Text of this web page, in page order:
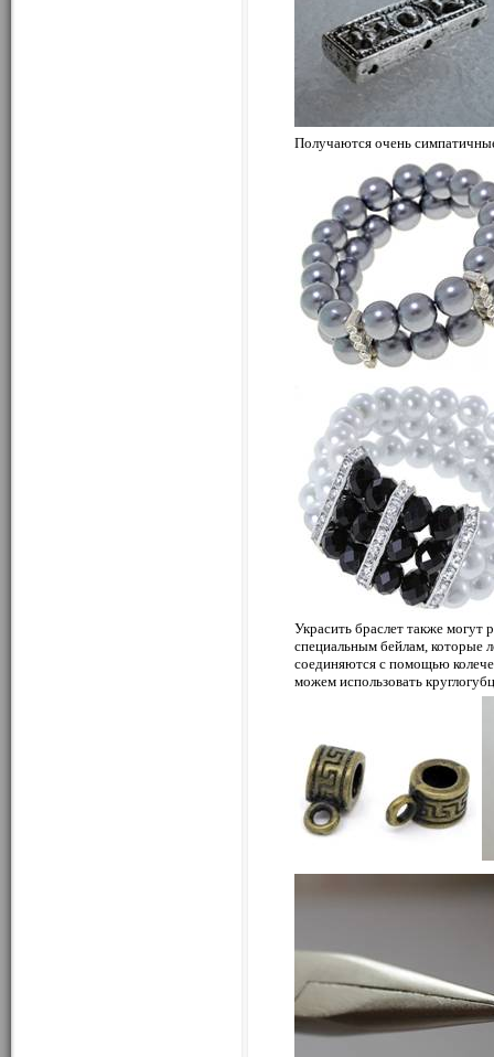
Получаются очень
Украсить браслет также могут
специальным бейлам, которые
соединяются с помощью
можем использовать